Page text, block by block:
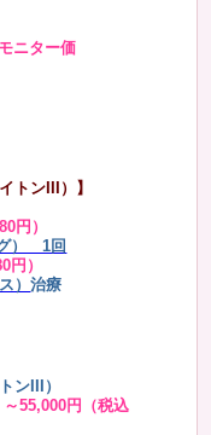
ニター価
トンIII）】
円）
） 1回
）
）治療
ンIII）
55,000円（税込